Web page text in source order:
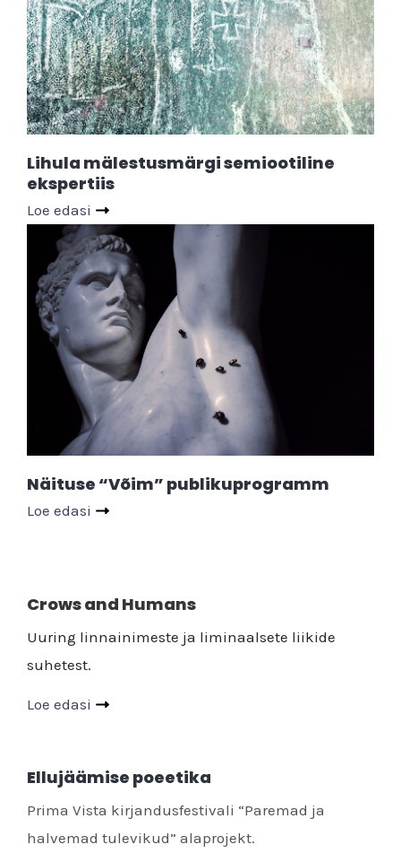
Lihula mälestusmärgi semiootiline
ekspertiis
Loe edasi
Näituse “Võim” publikuprogramm
Loe edasi
Crows and Humans
Uuring linnainimeste ja liminaalsete liikide
suhetest.
Loe edasi
Ellujäämise poeetika
Prima Vista kirjandusfestivali “Paremad ja
halvemad tulevikud” alaprojekt.